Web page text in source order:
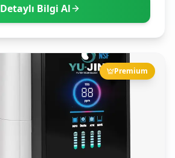
Detaylı Bilgi Al
Premium